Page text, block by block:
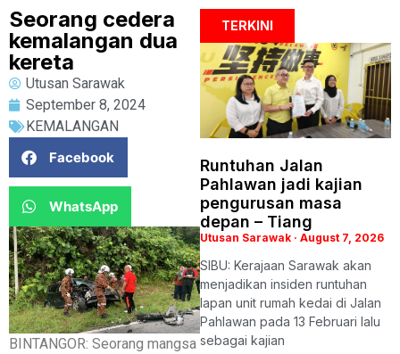
Seorang cedera
kemalangan dua
kereta
Utusan Sarawak
September 8, 2024
KEMALANGAN
Facebook
WhatsApp
BINTANGOR: Seorang mangsa
TERKINI
Runtuhan Jalan
Pahlawan jadi kajian
pengurusan masa
depan – Tiang
Utusan Sarawak August 7, 2026
SIBU: Kerajaan Sarawak akan
menjadikan insiden runtuhan
lapan unit rumah kedai di Jalan
Pahlawan pada 13 Februari lalu
sebagai kajian